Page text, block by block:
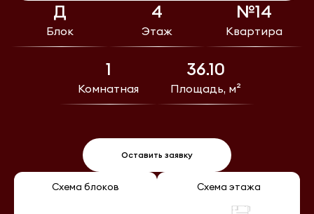
Д
Блок
4
Этаж
№14
Квартира
1
Комнатная
36.10
Площадь, м²
Оставить заявку
Схема блоков Схема этажа